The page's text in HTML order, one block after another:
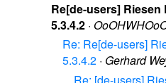
Re[de-users] Riesen
5.3.4.2 ·
Re: Re[de-users]
5.3.4.2 · Gerhard
Re: [de-users]